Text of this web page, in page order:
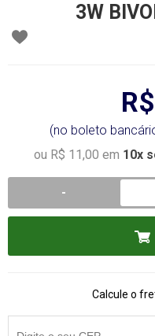
3W
(no boleto
ou R$ 11,00 em 10x
-
Calcule o